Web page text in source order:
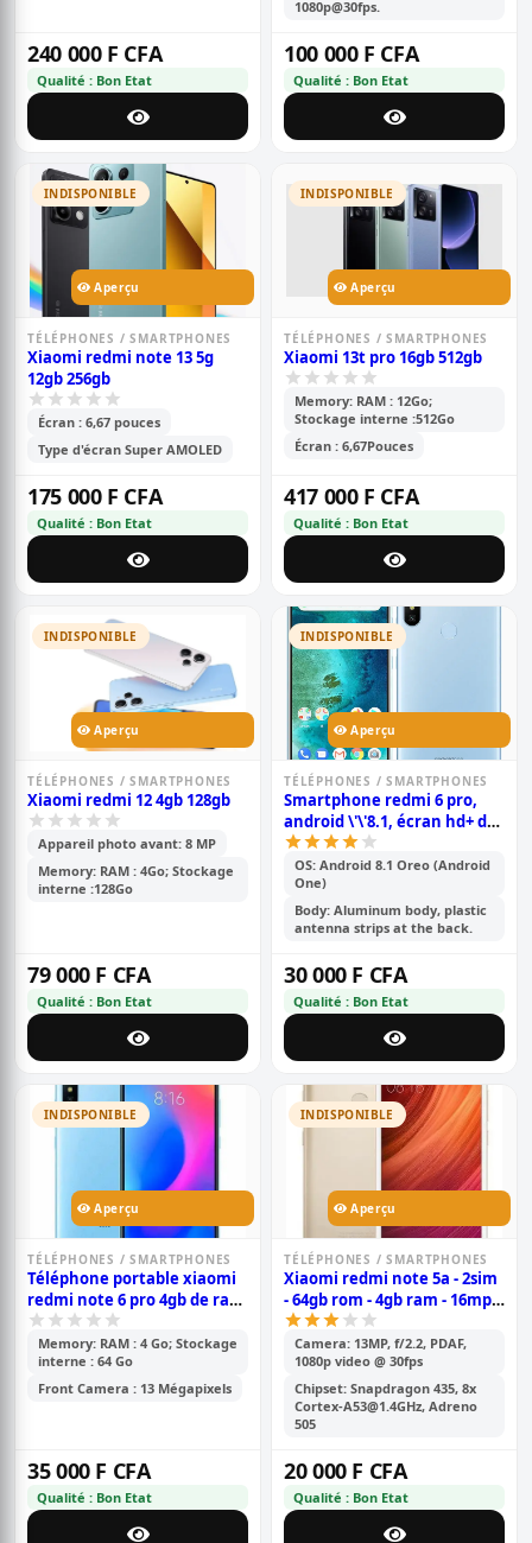
240 000 F CFA
Qualité : Bon Etat
1080p@30fps.
100 000 F CFA
Qualité : Bon Etat
INDISPONIBLE
Aperçu
TÉLÉPHONES / SMARTPHONES
Xiaomi redmi note 13 5g
12gb 256gb
Écran : 6,67 pouces
Type d'écran Super AMOLED
175 000 F CFA
Qualité : Bon Etat
INDISPONIBLE
Aperçu
TÉLÉPHONES / SMARTPHONES
Xiaomi 13t pro 16gb 512gb
Memory: RAM : 12Go;
Stockage interne :512Go
Écran : 6,67Pouces
417 000 F CFA
Qualité : Bon Etat
INDISPONIBLE
Aperçu
TÉLÉPHONES / SMARTPHONES
Xiaomi redmi 12 4gb 128gb
Appareil photo avant: 8 MP
Memory: RAM : 4Go; Stockage
interne :128Go
79 000 F CFA
Qualité : Bon Etat
INDISPONIBLE
Aperçu
TÉLÉPHONES / SMARTPHONES
Smartphone redmi 6 pro,
android \'\'8.1, écran hd+ de
5,84 pouces, 64 go rom, 4go
ram, 12 mp double, batterie
de 4000mah
OS: Android 8.1 Oreo (Android
One)
Body: Aluminum body, plastic
antenna strips at the back.
30 000 F CFA
Qualité : Bon Etat
INDISPONIBLE
Aperçu
TÉLÉPHONES / SMARTPHONES
Téléphone portable xiaomi
redmi note 6 pro 4gb de ram
et 64gb de mémoire interne
Memory: RAM : 4 Go; Stockage
interne : 64 Go
Front Camera : 13 Mégapixels
35 000 F CFA
Qualité : Bon Etat
INDISPONIBLE
Aperçu
TÉLÉPHONES / SMARTPHONES
Xiaomi redmi note 5a - 2sim
- 64gb rom - 4gb ram - 16mp -
android 7.1.2, - batterie de
3080 mah - télécommande
infrarouge volte version
mondiale - or
Camera: 13MP, f/2.2, PDAF,
1080p video @ 30fps
Chipset: Snapdragon 435, 8x
Cortex-A53@1.4GHz, Adreno
505
20 000 F CFA
Qualité : Bon Etat